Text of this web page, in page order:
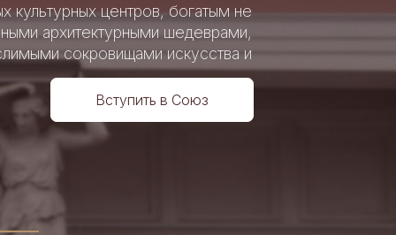
культурных центров, богатым не
архитектурными шедеврами,
сокровищами искусства и
истории.
Вступить в Союз